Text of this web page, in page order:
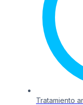
Tratamiento